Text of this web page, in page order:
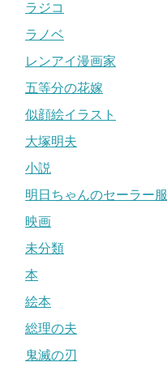
ラジコ
ラノベ
レンアイ漫画家
五等分の花嫁
似顔絵イラスト
大塚明夫
小説
明日ちゃんのセーラー服
映画
未分類
本
絵本
総理の夫
鬼滅の刃